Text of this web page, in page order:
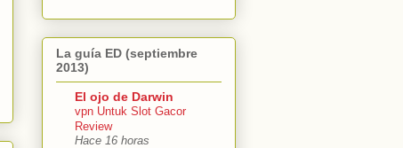
La guía ED (septiembre
2013)
El ojo de Darwin
vpn Untuk Slot Gacor
Review
Hace 16 horas